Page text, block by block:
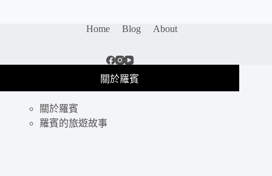
Home Blog About
關於羅賓
關於羅賓
羅賓的旅遊故事